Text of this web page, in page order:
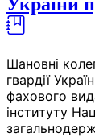
Шановні
гвардії
фахового
інституту